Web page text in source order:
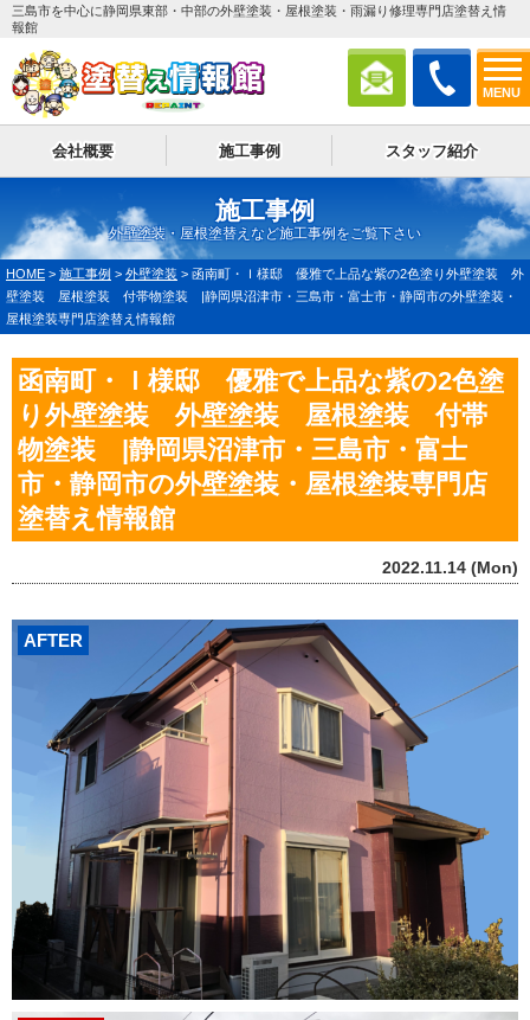
MENU
三島市を中心に静岡県東部・中部の外壁塗装・屋根塗装・雨漏り修理専門店塗替え情
報館
会社概要 施工事例 スタッフ紹介
施工事例
外壁塗装・屋根塗替えなど施工事例をご覧下さい
HOME > 施工事例 > 外壁塗装 > 函南町・Ｉ様邸 優雅で上品な紫の2色塗り外壁塗装 外
壁塗装 屋根塗装 付帯物塗装 |静岡県沼津市・三島市・富士市・静岡市の外壁塗装・
屋根塗装専門店塗替え情報館
函南町・Ｉ様邸 優雅で上品な紫の2色塗
り外壁塗装 外壁塗装 屋根塗装 付帯
物塗装 |静岡県沼津市・三島市・富士
市・静岡市の外壁塗装・屋根塗装専門店
塗替え情報館
2022.11.14 (Mon)
AFTER